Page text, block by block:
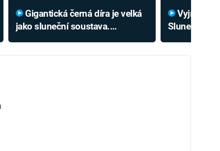
Gigantická černá díra je velká
jako sluneční soustava.
Vyjmenujete všechny planety
Sluneční